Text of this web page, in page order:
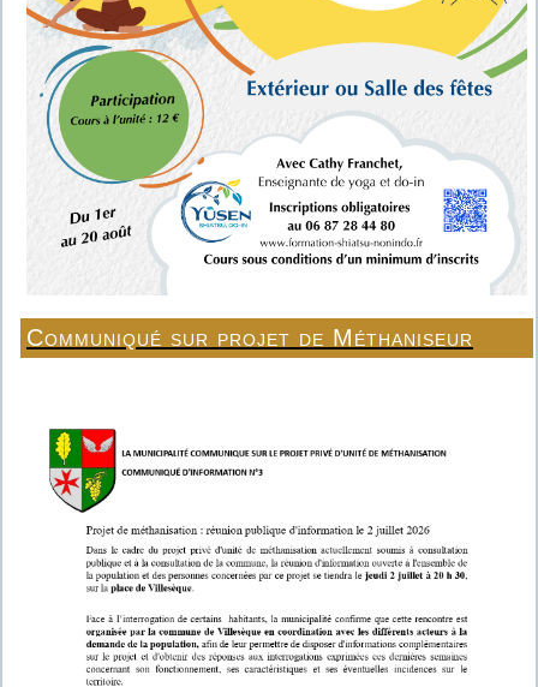
Communiqué sur projet de Méthaniseur